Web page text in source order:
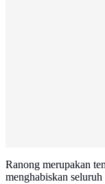
Ranong merupakan
menghabiskan